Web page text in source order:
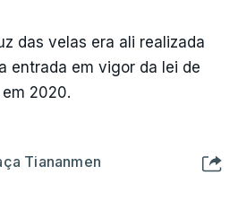
das velas era ali realizada
entrada em vigor da lei de
2020.
Tiananmen